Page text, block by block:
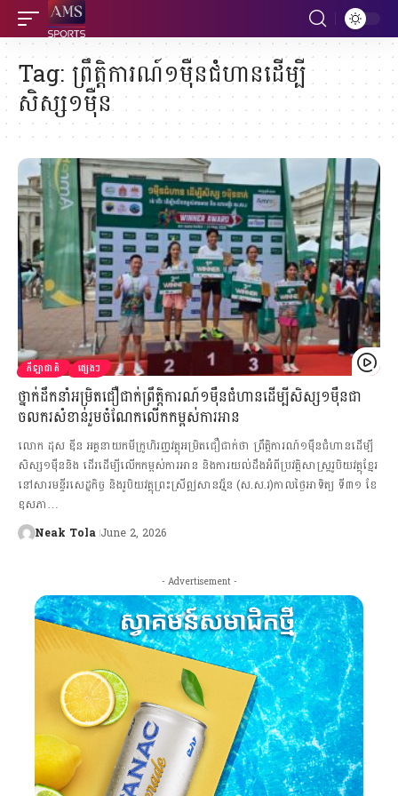
Tag:ព្រឹត្តិការណ៍១ម៉ឺនជំហានដើម្បី
សិស្ស១ម៉ឺន
កីឡាជាតិ ផ្សេងៗ
ថ្នាក់ដឹកនាំអម្រិតជឿជាក់ព្រឹត្តិការណ៍១ម៉ឺនជំហានដើម្បីសិស្ស១ម៉ឺនជា
ចលករសំខាន់រួមចំណែកលើកកម្ពស់ការអាន
លោក ដុស ឌីន អគ្គនាយកមីក្រូហិរញ្ញវត្ថុអម្រិតជឿជាក់ថា ព្រឹត្តិការណ៍១ម៉ឺនជំហានដើម្បី
សិស្ស១ម៉ឺននិង ដើរដើម្បីលើកកម្ពស់ការអាន និងការយល់ដឹងអំពីប្រវត្តិសាស្ត្ររូបិយវត្ថុខ្មែរ
នៅសារមន្ទីរសេដ្ឋកិច្ច និងរូបិយវត្ថុព្រះស្រីឦសានវរ្ម័ន (ស.ស.រ)កាលថ្ងៃអាទិត្យ ទី៣១ ខែ
ឧសភា…
Neak Tola June 2, 2026
- Advertisement -